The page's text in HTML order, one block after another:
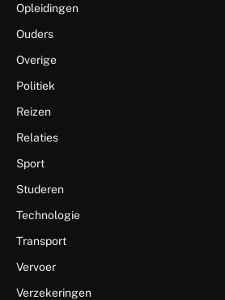
Opleidingen
Ouders
Overige
Politiek
Reizen
Relaties
Sport
Studeren
Technologie
Transport
Vervoer
Verzekeringen